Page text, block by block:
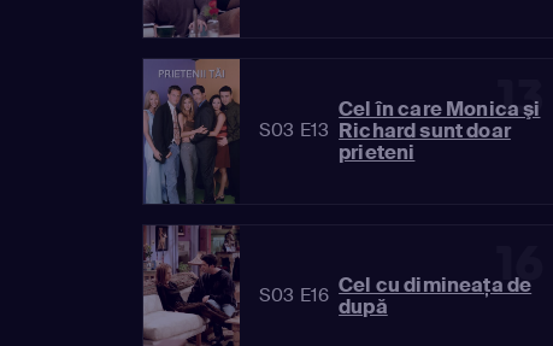
13
S03 E13
Cel în care Monica şi
Richard sunt doar
prieteni
16
S03 E16 Cel cu dimineaţa de
după